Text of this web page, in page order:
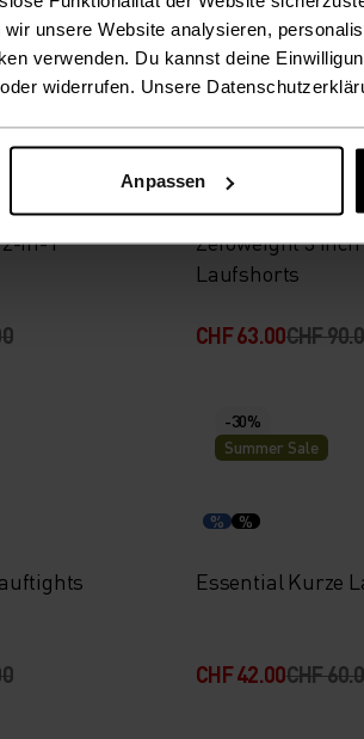
unsere Website analysieren,
verwenden. Du kannst deine
oder widerrufen. Unsere
Anpassen
In-1
-30%
Zeroweight 3
Laufshorts
CHF 63.00CHF
-30%
Summer Sale
% %
Essential Kurze
CHF 42.00CHF